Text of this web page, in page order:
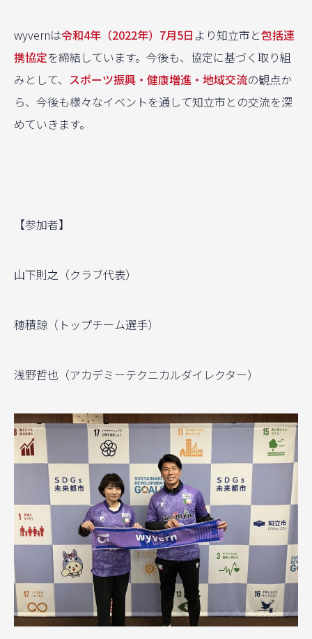
wyvernは令和4年（2022年）7月5日 より知立市と包括連
携協定を締結しています。今後も、協定に基づく取り組
みとして、 スポーツ振興・健康増進・地域交流の観点か
ら、今後も様々なイベントを通して知立市との交流を深
めていきます。
【参加者】
山下則之（クラブ代表）
穂積諒（トップチーム選手）
浅野哲也（アカデミーテクニカルダイレクター）